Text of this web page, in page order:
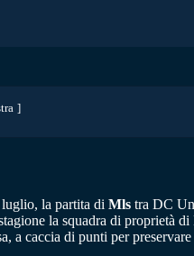
la partita di Mls tra DC
la squadra di
a caccia di punti per